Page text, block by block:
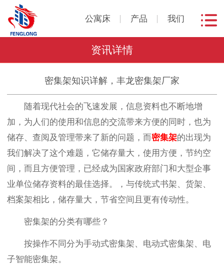
公寓床 产品 我们
资讯详情
密集架知识详解，丰龙密集架厂家
随着现代社会的飞速发展，信息资料也不断地增
加，为人们的使用和信息的交流带来方便的同时，也为
储存、查阅及管理带来了新的问题，而密集架的出现为
我们解决了这个难题，它储存量大，使用方便，节约空
间，而且方便管理，已经成为国家政府部门和大型企事
业单位储存资料的最佳选择。，与传统式书架、货架、
档案架相比，储存量大，节省空间且更有传动性。
密集架的分类有哪些？
按操作不同分为手动式密集架、电动式密集架、电
子智能密集架。